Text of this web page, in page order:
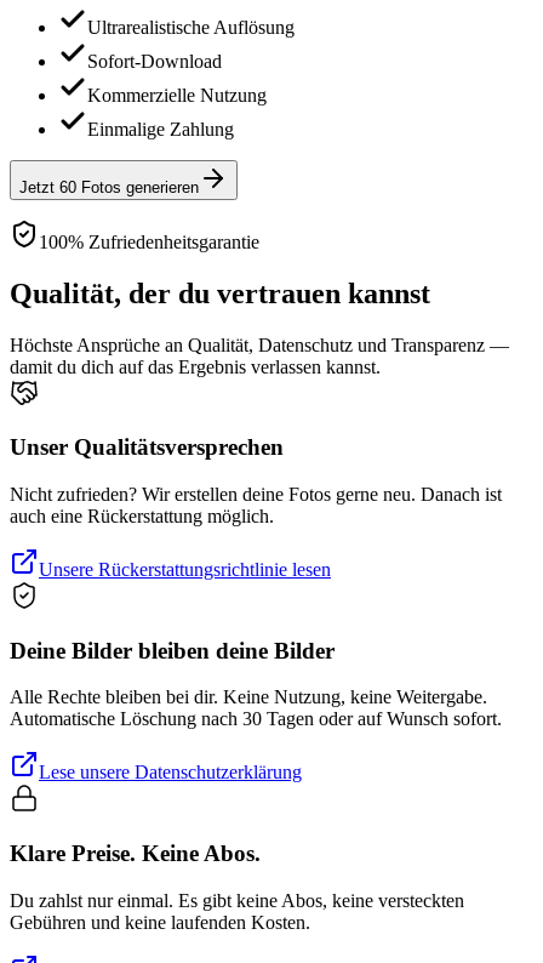
Ultrarealistische Auflösung
Sofort-Download
Kommerzielle Nutzung
Einmalige Zahlung
Jetzt 60 Fotos generieren
100% Zufriedenheitsgarantie
Qualität, der du vertrauen kannst
Höchste Ansprüche an Qualität, Datenschutz und Transparenz —
damit du dich auf das Ergebnis verlassen kannst.
Unser Qualitätsversprechen
Nicht zufrieden? Wir erstellen deine Fotos gerne neu. Danach ist
auch eine Rückerstattung möglich.
Unsere Rückerstattungsrichtlinie lesen
Deine Bilder bleiben deine Bilder
Alle Rechte bleiben bei dir. Keine Nutzung, keine Weitergabe.
Automatische Löschung nach 30 Tagen oder auf Wunsch sofort.
Lese unsere Datenschutzerklärung
Klare Preise. Keine Abos.
Du zahlst nur einmal. Es gibt keine Abos, keine versteckten
Gebühren und keine laufenden Kosten.